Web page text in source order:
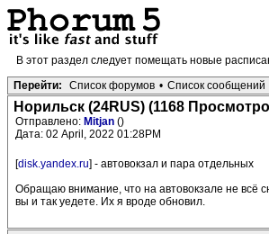
В этот раздел следует помещать новые
Перейти:
Список форумов • Список сообщений
Норильск (24RUS) (1168
Отправлено: Mitjan ()
Дата: 02 April, 2022 01:28PM
[disk.yandex.ru] - автовокзал и пара отдельных
Обращаю внимание, что на автовокзале не всё
вы и так уедете. Их я вроде обновил.